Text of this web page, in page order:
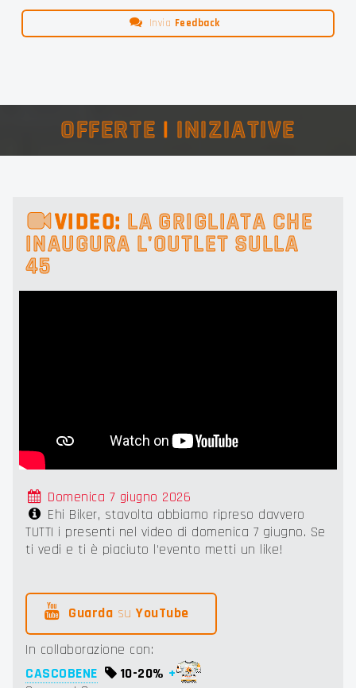
Invia Feedback
OFFERTE | INIZIATIVE
VIDEO: LA GRIGLIATA CHE
INAUGURA L'OUTLET SULLA
45
Domenica 7 giugno 2026
Ehi Biker, stavolta abbiamo ripreso davvero
TUTTI i presenti nel video di domenica 7 giugno. Se
ti vedi e ti è piaciuto l'evento metti un like!
Guarda suYouTube
In collaborazione con:
CASCOBENE
10-20% +